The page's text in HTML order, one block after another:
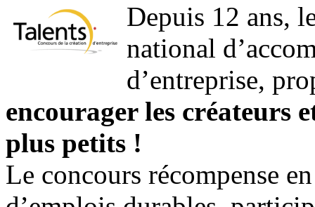
Depuis 12 ans,
national
d’entreprise,
encourager les créateurs
plus petits !
Le concours récompense